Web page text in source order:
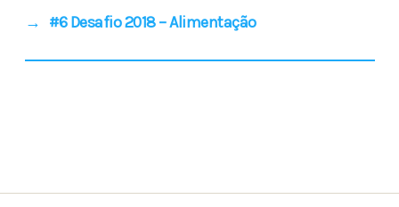
→ #6 Desafio 2018 – Alimentação